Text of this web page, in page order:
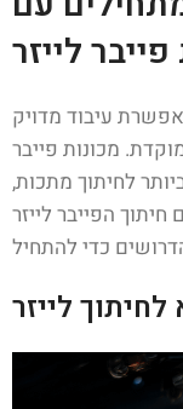
לייזר
עיבוד מדויק
מכונות פייבר
לחיתוך מתכות,
הפייבר לייזר
לחיתוך לייזר